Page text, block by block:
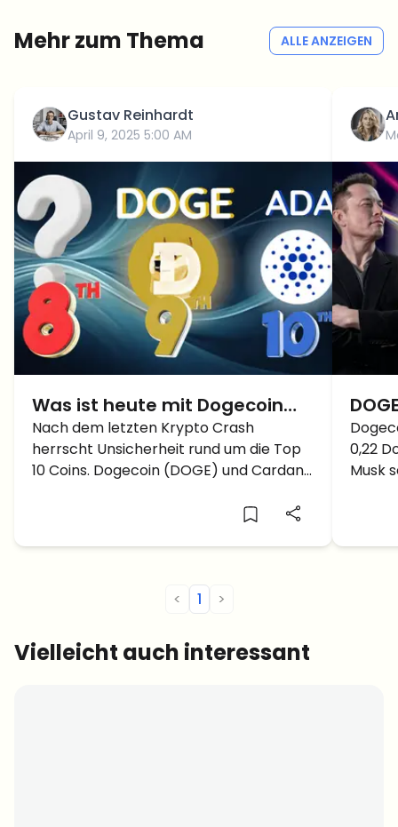
Mehr zum Thema ALLE ANZEIGEN
Gustav Reinhardt
April 9, 2025 5:00 AM
Was ist heute mit Dogecoin
und Cardano passiert?
Nach dem letzten Krypto Crash
herrscht Unsicherheit rund um die Top
10 Coins. Dogecoin (DOGE) und Cardano
überholt – ist Solana (SOL) als nächstes
und
zu 1
0,22
Musk
< 1 >
Vielleicht auch interessant